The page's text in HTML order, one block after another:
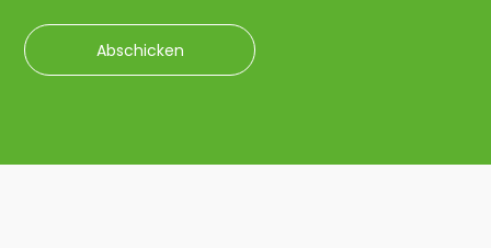
Abschicken